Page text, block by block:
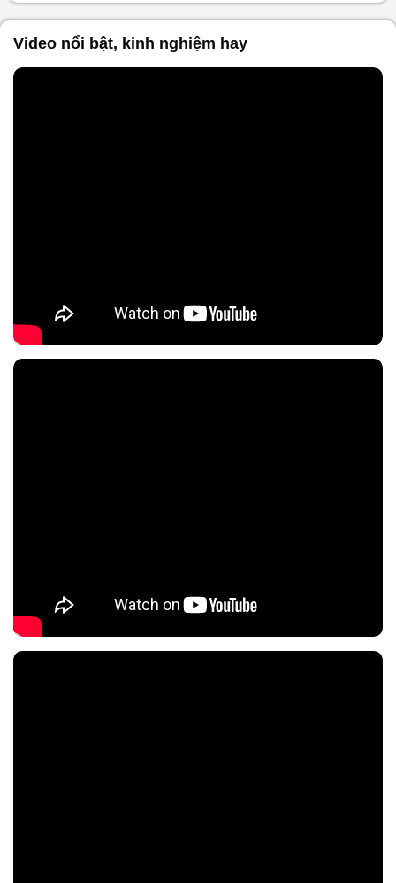
Video nổi bật, kinh nghiệm hay